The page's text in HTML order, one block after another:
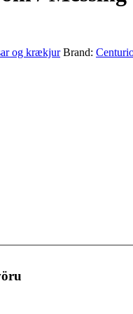
og krækjur Brand: